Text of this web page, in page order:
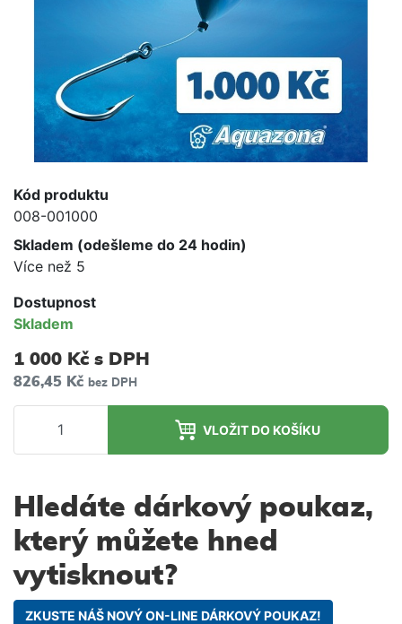
Kód produktu
008-001000
Skladem (odešleme do 24 hodin)
Více než 5
Dostupnost
Skladem
1 000 Kč s DPH
826,45 Kč bez DPH
VLOŽIT DO KOŠÍKU
Hledáte dárkový poukaz,
který můžete hned
vytisknout?
ZKUSTE NÁŠ NOVÝ ON-LINE DÁRKOVÝ POUKAZ!